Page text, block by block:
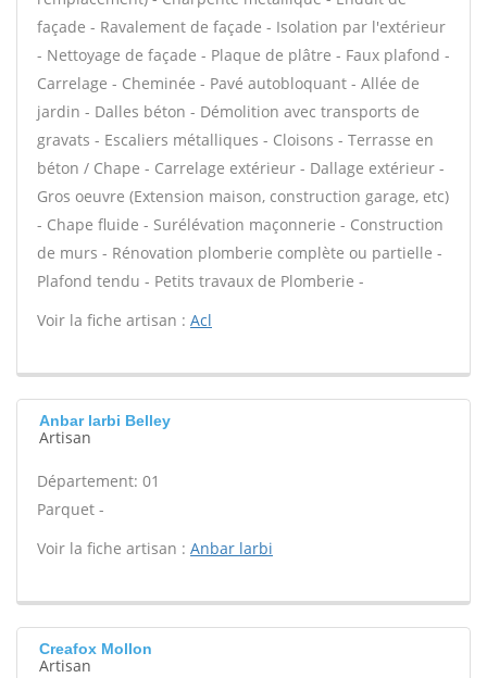
façade - Ravalement de façade - Isolation par l'extérieur
- Nettoyage de façade - Plaque de plâtre - Faux plafond -
Carrelage - Cheminée - Pavé autobloquant - Allée de
jardin - Dalles béton - Démolition avec transports de
gravats - Escaliers métalliques - Cloisons - Terrasse en
béton / Chape - Carrelage extérieur - Dallage extérieur -
Gros oeuvre (Extension maison, construction garage, etc)
- Chape fluide - Surélévation maçonnerie - Construction
de murs - Rénovation plomberie complète ou partielle -
Plafond tendu - Petits travaux de Plomberie -
Voir la fiche artisan : Acl
Anbar larbi Belley
Artisan
Département: 01
Parquet -
Voir la fiche artisan : Anbar larbi
Creafox Mollon
Artisan